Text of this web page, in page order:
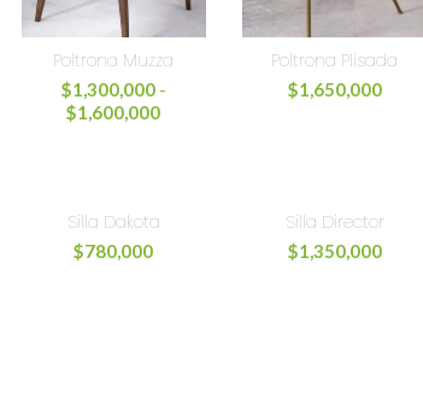
Poltrona Muzza
$1,300,000 -
$1,600,000
Poltrona Plisada
$1,650,000
Silla Dakota
$780,000
Silla Director
$1,350,000